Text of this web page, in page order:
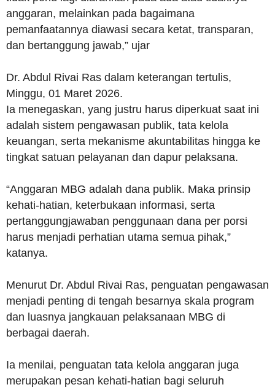
anggaran, melainkan pada bagaimana
pemanfaatannya diawasi secara ketat, transparan,
dan bertanggung jawab,” ujar
Dr. Abdul Rivai Ras dalam keterangan tertulis,
Minggu, 01 Maret 2026.
Ia menegaskan, yang justru harus diperkuat saat ini
adalah sistem pengawasan publik, tata kelola
keuangan, serta mekanisme akuntabilitas hingga ke
tingkat satuan pelayanan dan dapur pelaksana.
“Anggaran MBG adalah dana publik. Maka prinsip
kehati-hatian, keterbukaan informasi, serta
pertanggungjawaban penggunaan dana per porsi
harus menjadi perhatian utama semua pihak,”
katanya.
Menurut Dr. Abdul Rivai Ras, penguatan pengawasan
menjadi penting di tengah besarnya skala program
dan luasnya jangkauan pelaksanaan MBG di
berbagai daerah.
Ia menilai, penguatan tata kelola anggaran juga
merupakan pesan kehati-hatian bagi seluruh